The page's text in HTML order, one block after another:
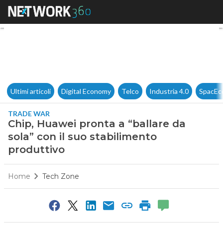
Chip, Huawei pronta a
Ultimi articoli Digital Economy Telco Industria 4.0
TRADE WAR
Chip, Huawei pronta a “ballare da
sola” con il suo stabilimento
produttivo
Home Tech Zone